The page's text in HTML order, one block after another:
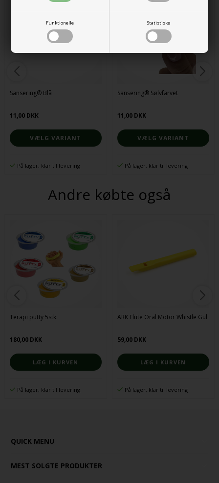
Funktionelle Statistiske
Sansering® Blå
11,00 DKK
VÆLG VARIANT
På lager, klar til levering
Sansering® Sølvfarvet
11,00 DKK
VÆLG VARIANT
På lager, klar til levering
Andre købte også
Terapi putty 5stk
180,00 DKK
På lager, klar til levering
ARK Flute Oral Motor Whistle Gul
59,00 DKK
På lager, klar til levering
QUICK MENU
MEST SOLGTE PRODUKTER